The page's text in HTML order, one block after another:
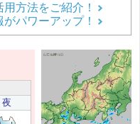
方法をご紹介！
パワーアップ！
夜